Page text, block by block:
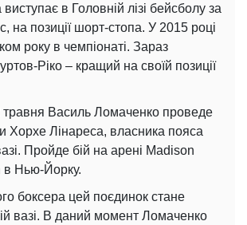
в Головній лізі бейсболу за
на позиції шорт-стопа. У 2015 році
року в чемпіонаті. Зараз
Ріко – кращий на своїй позиції
Василь Ломаченко проведе
Хорхе Лінареса, власника пояса
Пройде бій на арені Madison
в Нью-Йорку.
боксера цей поєдинок стане
вазі. В даний момент Ломаченко